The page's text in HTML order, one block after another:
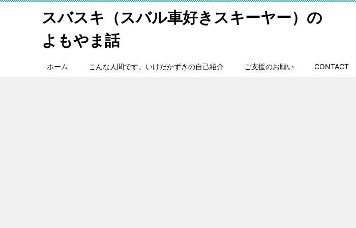
スバスキ（スバル車好きスキーヤー）の
よもやま話
ホーム こんな人間です。いけだかずきの自己紹介 ご支援のお願い CONTACT